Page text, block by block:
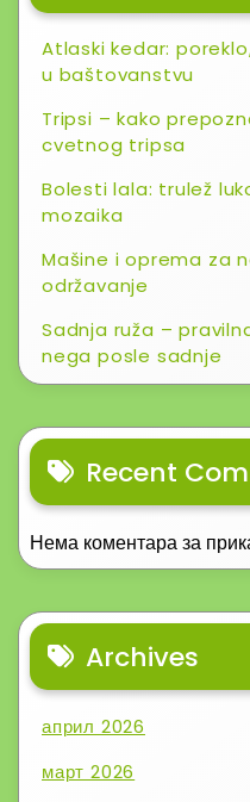
Atlaski kedar:
u baštovanstvu
Tripsi – kako
cvetnog tripsa
Bolesti lala: trulež
mozaika
Mašine i oprema za
održavanje
Sadnja ruža –
nega posle sadnje
Recent
Нема коментара за
Archives
април 2026
март 2026